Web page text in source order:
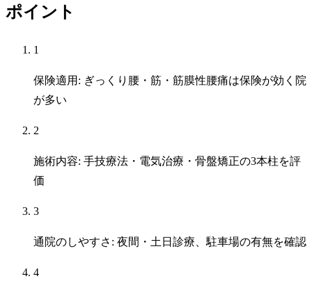
ポイント
1
保険適用: ぎっくり腰・筋・筋膜性腰痛は保険が効く院
が多い
2
施術内容: 手技療法・電気治療・骨盤矯正の3本柱を評
価
3
通院のしやすさ: 夜間・土日診療、駐車場の有無を確認
4